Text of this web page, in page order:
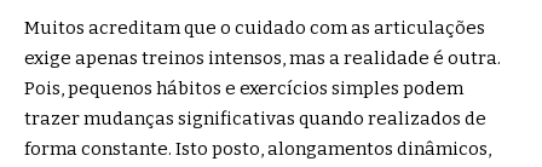
Muitos acreditam que o cuidado com as articulações
exige apenas treinos intensos, mas a realidade é outra.
Pois, pequenos hábitos e exercícios simples podem
trazer mudanças significativas quando realizados de
forma constante. Isto posto, alongamentos dinâmicos,